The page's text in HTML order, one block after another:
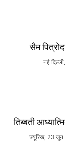
सैम
नई
तिब्बती
ज्यूरिख, 23 जून